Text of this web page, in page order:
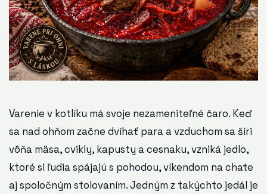
Varenie v kotlíku má svoje nezameniteľné čaro. Keď
sa nad ohňom začne dvíhať para a vzduchom sa šíri
vôňa mäsa, cvikly, kapusty a cesnaku, vzniká jedlo,
ktoré si ľudia spájajú s pohodou, víkendom na chate
aj spoločným stolovaním. Jedným z takýchto jedál je